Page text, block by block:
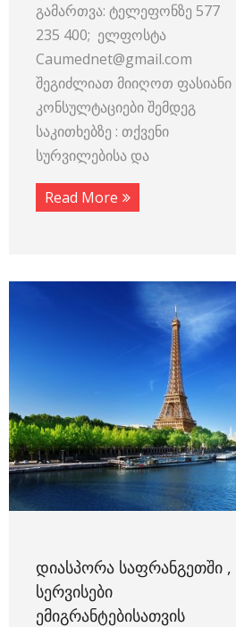
გამართვა: ტელეფონზე 577
235 400; ელფოსტა
Caumednet@gmail.com
შეგიძლიათ მიიღოთ ფასიანი
კონსულტაციები შემდეგ
საკითხებზე : თქვენი
სურვილებისა და
Read More
ᲓᲘᲐᲡᲞᲝᲠᲐ ᲡᲐᲤᲠᲐᲜᲒᲔᲗᲨᲘ ,
ᲡᲔᲠᲕᲘᲡᲔᲑᲘ
ᲔᲛᲘᲒᲠᲐᲜᲢᲔᲑᲘᲡᲐᲗᲕᲘᲡ